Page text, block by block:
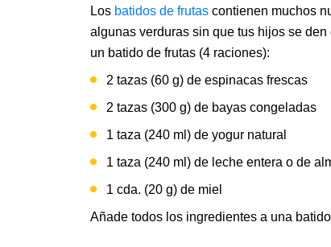
Los batidos de frutas contienen muchos
algunas verduras sin que tus hijos se
un batido de frutas (4 raciones):
2 tazas (60 g) de espinacas frescas
2 tazas (300 g) de bayas congeladas
1 taza (240 ml) de yogur natural
1 taza (240 ml) de leche entera o de
1 cda. (20 g) de miel
Añade todos los ingredientes a una